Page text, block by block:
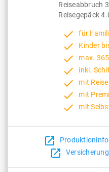
Reiseabbruch
Reisegepäck
done für
done Kinder
done max.
done inkl.
done mit
done mit
done mit
open_in_new
open_in_new